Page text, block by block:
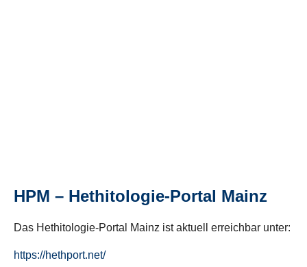
HPM – Hethitologie-Portal Mainz
Das Hethitologie-Portal Mainz ist aktuell erreichbar unter:
https://hethport.net/